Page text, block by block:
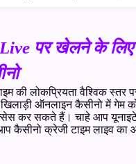
पर खेलने के लिए
की लोकप्रियता वैश्विक स्तर
ऑनलाइन कैसीनो में गेम
कर सकते हैं। चाहे आप
आप कैसीनो क्रेजी टाइम लाइव